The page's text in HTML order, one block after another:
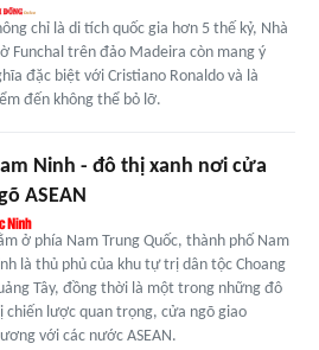
chỉ là di tích quốc gia hơn 5 thế kỷ, Nhà
Funchal trên đảo Madeira còn mang ý
đặc biệt với Cristiano Ronaldo và là
đến không thể bỏ lỡ.
Ninh - đô thị xanh nơi cửa
ASEAN
ở phía Nam Trung Quốc, thành phố Nam
là thủ phủ của khu tự trị dân tộc Choang
Tây, đồng thời là một trong những đô
chiến lược quan trọng, cửa ngõ giao
với các nước ASEAN.